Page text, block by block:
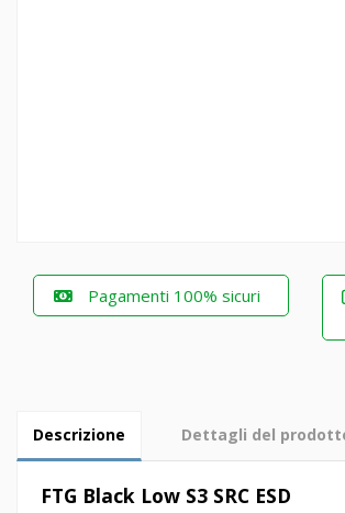
Pagamenti 100% sicuri
Descrizione Dettagli del
FTG Black Low S3 SRC ESD